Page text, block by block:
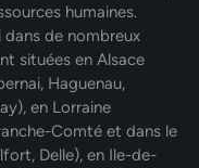
humaines.
de nombreux
situées en Alsace
Haguenau,
en Lorraine
Comté et dans le
Delle), en Ile-de-